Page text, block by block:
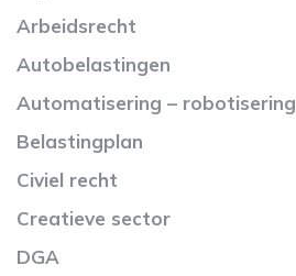
Arbeidsrecht
Autobelastingen
Automatisering – robotisering
Belastingplan
Civiel recht
Creatieve sector
DGA